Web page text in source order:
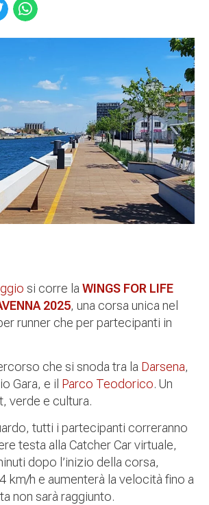
si corre la WINGS FOR LIFE
2025, una corsa unica nel
runner che per partecipanti in
che si snoda tra la Darsena,
Gara, e il Parco Teodorico. Un
verde e cultura.
tutti i partecipanti correranno
testa alla Catcher Car virtuale,
dopo l’inizio della corsa,
km/h e aumenterà la velocità fino a
non sarà raggiunto.